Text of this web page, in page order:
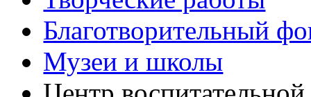
Благотворительный
Музеи и школы